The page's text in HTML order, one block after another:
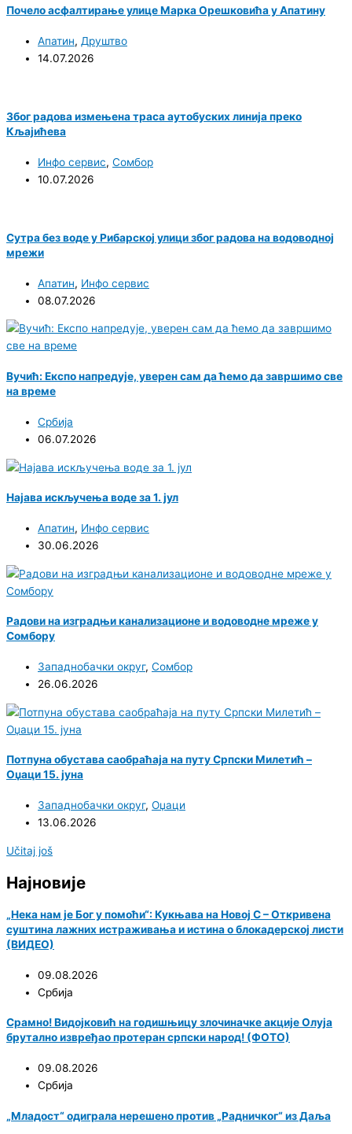
Почело асфалтирање улице Марка Орешковића у Апатину
Апатин, Друштво
14.07.2026
Због радова измењена траса аутобуских линија преко
Кљајићева
Инфо сервис, Сомбор
10.07.2026
Сутра без воде у Рибарској улици због радова на водоводној
мрежи
Апатин, Инфо сервис
08.07.2026
Вучић: Експо напредује, уверен сам да ћемо да завршимо све
на време
Србија
06.07.2026
Најава искључења воде за 1. јул
Апатин, Инфо сервис
30.06.2026
Радови на изградњи канализационе и водоводне мреже у
Сомбору
Западнобачки округ, Сомбор
26.06.2026
Потпуна обустава саобраћаја на путу Српски Милетић –
Оџаци 15. јуна
Западнобачки округ, Оџаци
13.06.2026
Učitaj još
Најновије
„Нека нам је Бог у помоћи“: Кукњава на Новој С – Откривена
суштина лажних истраживања и истина о блокадерској листи
(ВИДЕО)
09.08.2026
Србија
Срамно! Видојковић на годишњицу злочиначке акције Олуја
брутално извређао протеран српски народ! (ФОТО)
09.08.2026
Србија
„Младост“ одиграла нерешено против „Радничког“ из Даља